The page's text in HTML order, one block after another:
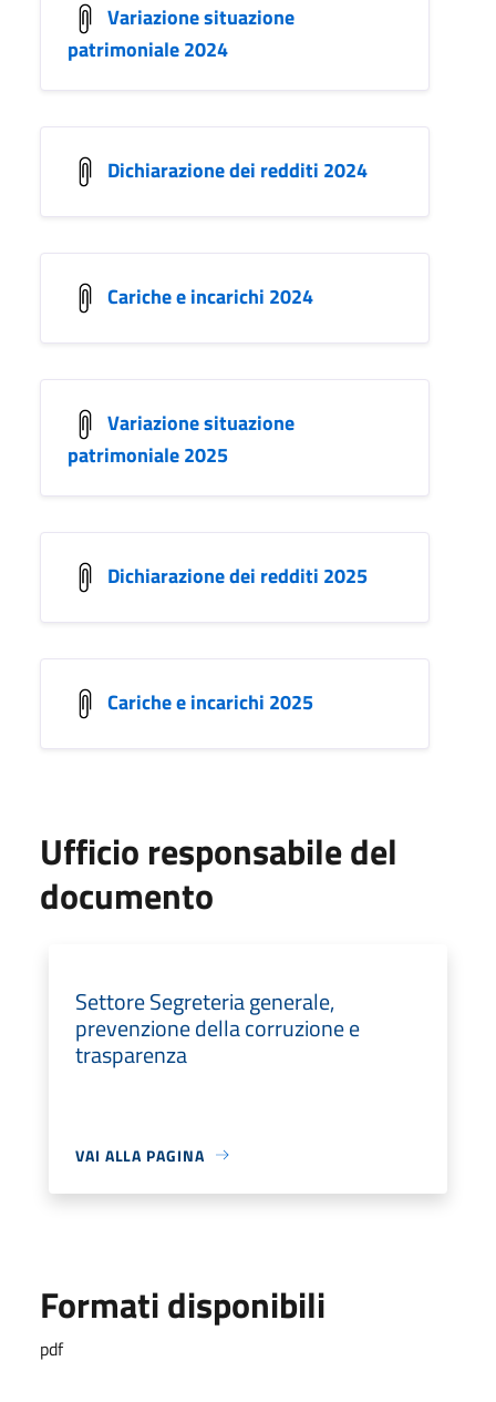
Variazione situazione
patrimoniale 2024
Dichiarazione dei redditi 2024
Cariche e incarichi 2024
Variazione situazione
patrimoniale 2025
Dichiarazione dei redditi 2025
Cariche e incarichi 2025
Ufficio responsabile del
documento
Settore Segreteria generale,
prevenzione della corruzione e
trasparenza
VAI ALLA PAGINA
Formati disponibili
pdf